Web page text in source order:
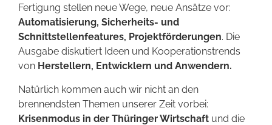
Fertigung stellen neue Wege, neue Ansätze vor:
Automatisierung, Sicherheits- und
Schnittstellenfeatures, Projektförderungen. Die
Ausgabe diskutiert Ideen und Kooperationstrends
von Herstellern, Entwicklern und Anwendern.
Natürlich kommen auch wir nicht an den
brennendsten Themen unserer Zeit vorbei:
Krisenmodus in der Thüringer Wirtschaft und die